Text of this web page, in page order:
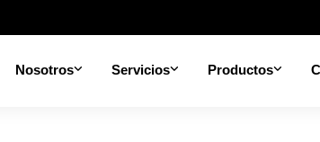
Nosotros Servicios Productos